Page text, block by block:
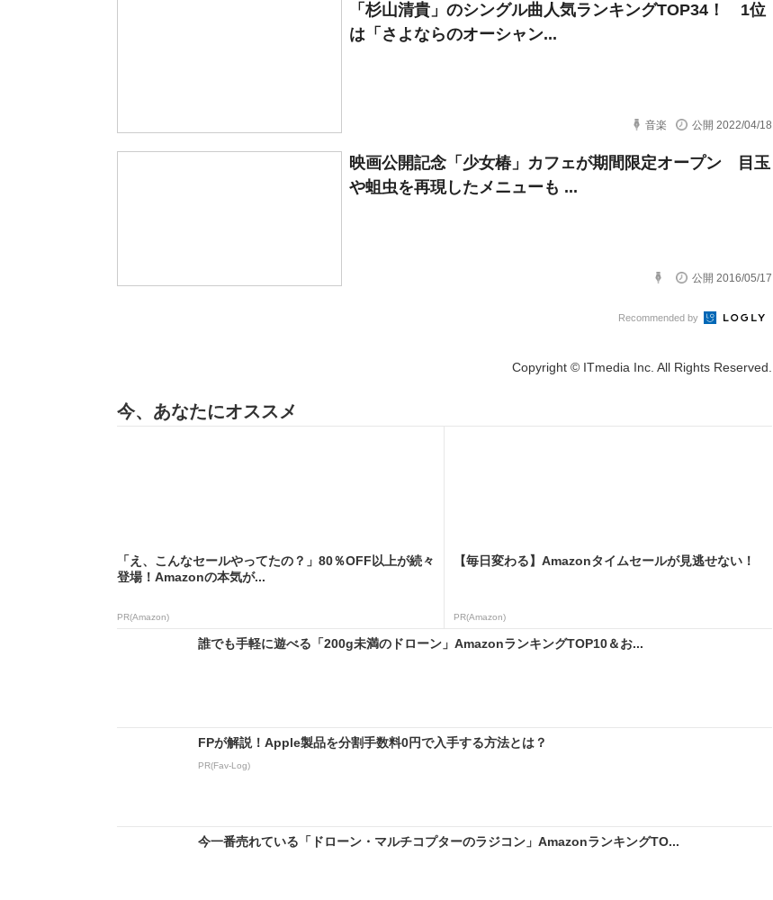
「杉山清貴」のシングル曲人気ランキングTOP34！ 1位
は「さよならのオーシャン...
音楽 公開 2022/04/18
映画公開記念「少女椿」カフェが期間限定オープン 目玉
や蛆虫を再現したメニューも ...
公開 2016/05/17
Recommended by
Copyright © ITmedia Inc. All Rights Reserved.
今、あなたにオススメ
「え、こんなセールやってたの？」80％OFF以上が続々
登場！Amazonの本気が...
PR(Amazon)
【毎日変わる】Amazonタイムセールが見逃せない！
PR(Amazon)
誰でも手軽に遊べる「200g未満のドローン」AmazonランキングTOP10＆お...
FPが解説！Apple製品を分割手数料0円で入手する方法とは？
PR(Fav-Log)
今一番売れている「ドローン・マルチコプターのラジコン」AmazonランキングTO...